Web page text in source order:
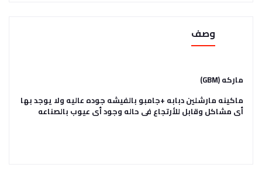
وصف
ماركه (GBM)
ماكينه مارشلين دبابه +جامبو بالفيشه جوده عاليه ولا يوجد بها
أى مشاكل وقابل للأرتجاع فى حاله وجود أى عيوب بالصناعه